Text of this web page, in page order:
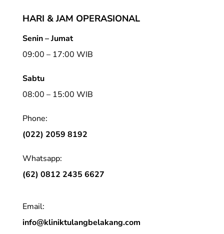
HARI & JAM OPERASIONAL
Senin – Jumat
09:00 – 17:00 WIB
Sabtu
08:00 – 15:00 WIB
Phone:
(022) 2059 8192
Whatsapp:
(62) 0812 2435 6627
Email:
info@kliniktulangbelakang.com